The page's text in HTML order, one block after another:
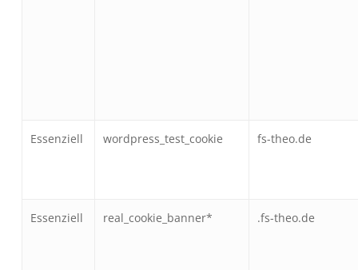
Essenziell wordpress_test_cookie fs-theo.de
Essenziell real_cookie_banner* .fs-theo.de